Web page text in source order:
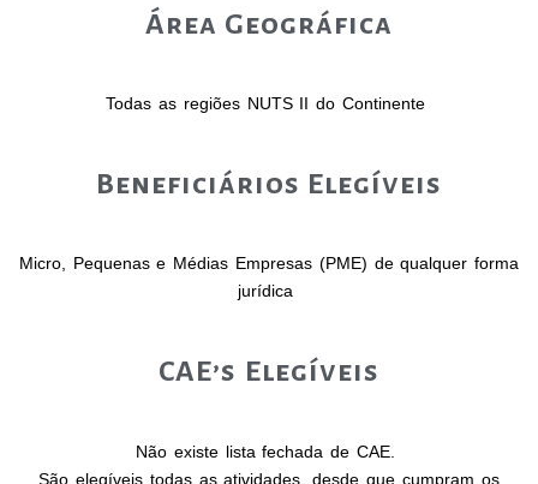
Área Geográfica
Todas as regiões NUTS II do Continente
Beneficiários Elegíveis
Micro, Pequenas e Médias Empresas (PME) de qualquer forma
jurídica
CAE’s Elegíveis
Não existe lista fechada de CAE.
São elegíveis todas as atividades, desde que cumpram os